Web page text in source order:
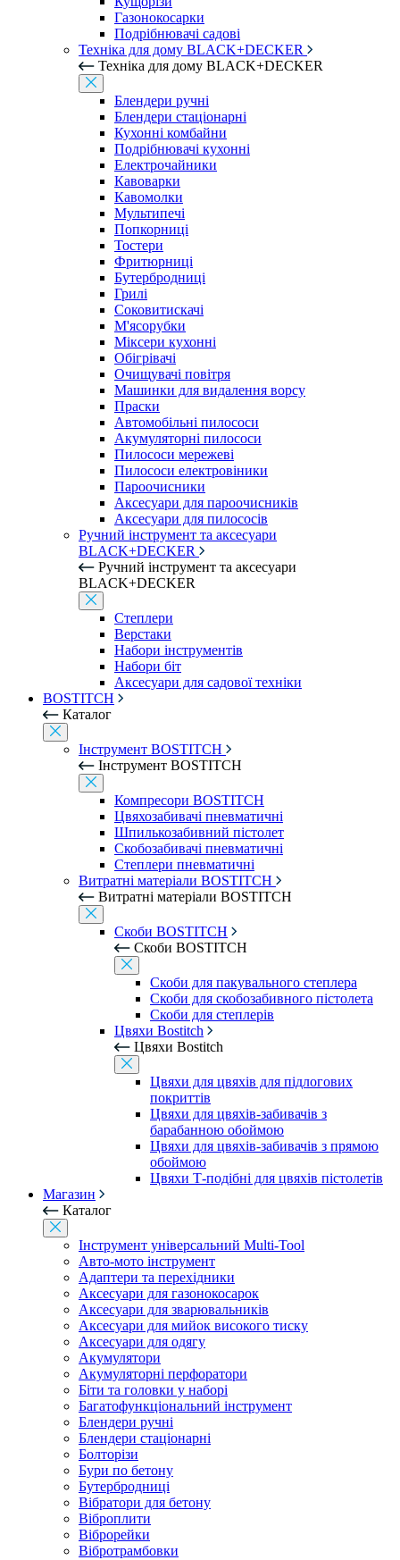
Газонокосарки
Подрібнювачі садові
Техніка для дому BLACK+DECKER
Техніка для дому BLACK+DECKER
Блендери ручні
Блендери стаціонарні
Кухонні комбайни
Подрібнювачі кухонні
Електрочайники
Кавоварки
Кавомолки
Мультипечі
Попкорниці
Тостери
Фритюрниці
Бутербродниці
Грилі
Соковитискачі
М'ясорубки
Міксери кухонні
Обігрівачі
Очищувачі повітря
Машинки для видалення ворсу
Праски
Автомобільні пилососи
Акумуляторні пилососи
Пилососи мережеві
Пилососи електровіники
Пароочисники
Аксесуари для пароочисників
Аксесуари для пилососів
Ручний інструмент та аксесуари
BLACK+DECKER
Ручний інструмент та аксесуари
BLACK+DECKER
Степлери
Верстаки
Набори інструментів
Набори біт
Аксесуари для садової техніки
BOSTITCH
Каталог
Інструмент BOSTITCH
Інструмент BOSTITCH
Компресори BOSTITCH
Цвяхозабивачі пневматичні
Шпилькозабивний пістолет
Скобозабивачі пневматичні
Степлери пневматичні
Витратні матеріали BOSTITCH
Витратні матеріали BOSTITCH
Скоби BOSTITCH
Скоби BOSTITCH
Скоби для пакувального степлера
Скоби для скобозабивного пістолета
Скоби для степлерів
Цвяхи Bostitch
Цвяхи Bostitch
Цвяхи для цвяхів для підлогових
покриттів
Цвяхи для цвяхів-забивачів з
барабанною обоймою
Цвяхи для цвяхів-забивачів з прямою
обоймою
Цвяхи Т-подібні для цвяхів пістолетів
Магазин
Каталог
Інструмент універсальний Multi-Tool
Авто-мото інструмент
Адаптери та перехідники
Аксесуари для газонокосарок
Аксесуари для зварювальників
Аксесуари для мийок високого тиску
Аксесуари для одягу
Акумулятори
Акумуляторні перфоратори
Біти та головки у наборі
Багатофункціональний інструмент
Блендери ручні
Блендери стаціонарні
Болторізи
Бури по бетону
Бутербродниці
Вібратори для бетону
Віброплити
Віброрейки
Вібротрамбовки